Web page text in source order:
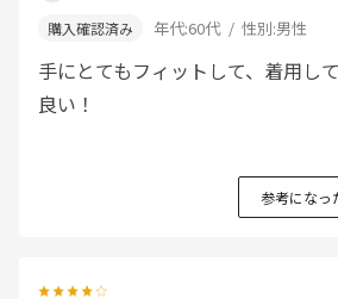
年代:60代 性別:男性
手にとてもフィットして、着用し
良い！
参考になっ